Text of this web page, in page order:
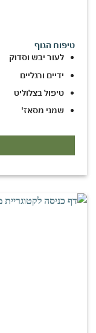
טיפוח הגוף
לעור יבש וסדוק
ידיים ורגליים
טיפול בצלוליט
שמני מסאז'